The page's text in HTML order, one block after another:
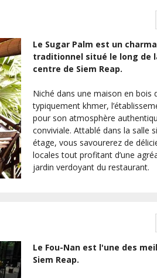
Le Sugar Palm est un
traditionnel situé le long de
centre de Siem Reap.
Niché dans une maison en bois
typiquement khmer,
pour son atmosphère
conviviale. Attablé dans la salle
étage, vous savourerez de
locales tout profitant d’une
jardin verdoyant du restaurant.
Le Fou-Nan est l'une des
Siem Reap.